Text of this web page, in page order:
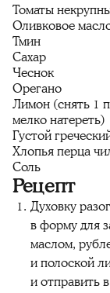
Томаты
Оливковое
Тмин
Сахар
Чеснок
Орегано
Лимон (снять 1
мелко натереть)
Густой
Хлопья перца
Соль
Рецепт
Духовку
в форму для
маслом,
и полоской
и отправить